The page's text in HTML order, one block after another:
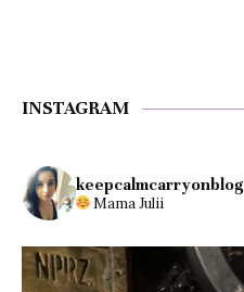
INSTAGRAM
keepcalmcarryonblog
Mama Julii